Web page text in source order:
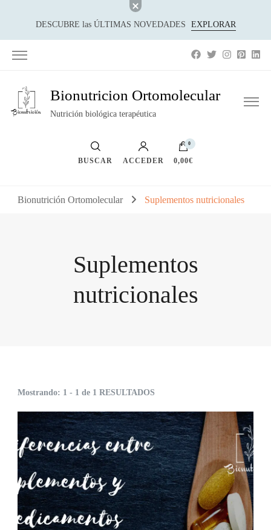
DESCUBRE las ÚLTIMAS NOVEDADES EXPLORAR
Bionutricion Ortomolecular
Nutrición biológica terapéutica
BUSCAR ACCEDER
0
0,00€
Bionutrición Ortomolecular Suplementos nutricionales
Suplementos
nutricionales
Mostrando: 1 - 1 de 1 RESULTADOS